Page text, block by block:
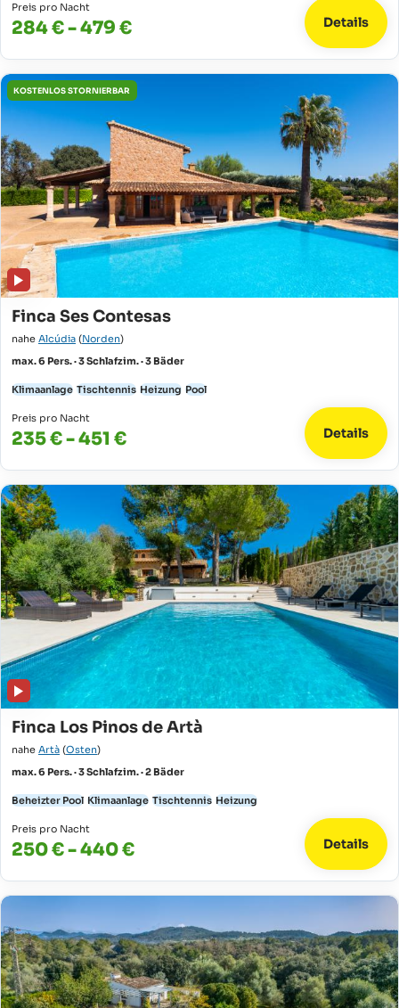
Preis pro Nacht
284 € - 479 € Details
KOSTENLOS STORNIERBAR
Finca Ses Contesas
nahe Alcúdia (Norden)
max. 6 Pers. · 3 Schlafzim. · 3 Bäder
Klimaanlage Tischtennis Heizung Pool
Preis pro Nacht
235 € - 451 € Details
Finca Los Pinos de Artà
nahe Artà (Osten)
max. 6 Pers. · 3 Schlafzim. · 2 Bäder
Beheizter Pool Klimaanlage Tischtennis Heizung
Preis pro Nacht
250 € - 440 € Details